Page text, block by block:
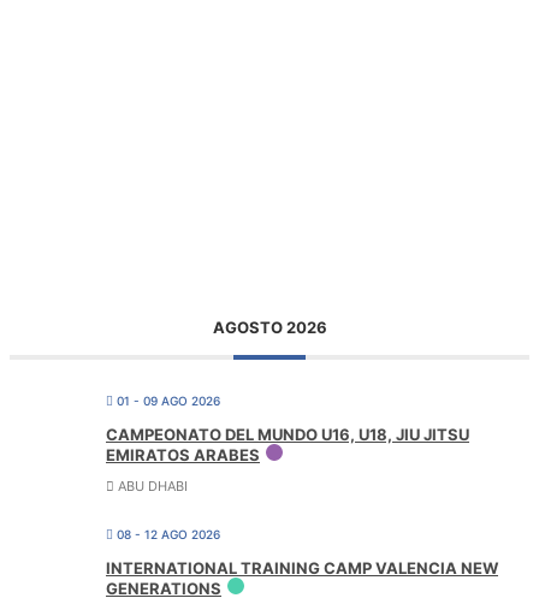
AGOSTO 2026
01 - 09 AGO 2026
CAMPEONATO DEL MUNDO U16, U18, JIU JITSU
EMIRATOS ARABES
ABU DHABI
08 - 12 AGO 2026
INTERNATIONAL TRAINING CAMP VALENCIA NEW
GENERATIONS